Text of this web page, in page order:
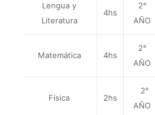
Lengua y
Literatura
4hs
2°
AÑO
Matemática 4hs
2°
AÑO
Física 2hs
2°
AÑO